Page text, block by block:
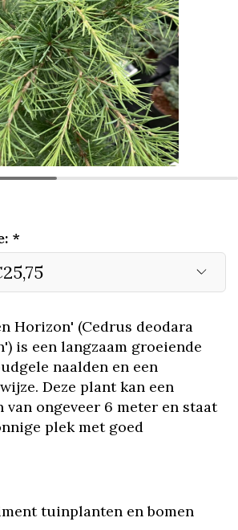
*
Horizon' (Cedrus deodara
is een langzaam groeiende
naalden en een
Deze plant kan een
van ongeveer 6 meter en staat
plek met goed
tuinplanten en bomen